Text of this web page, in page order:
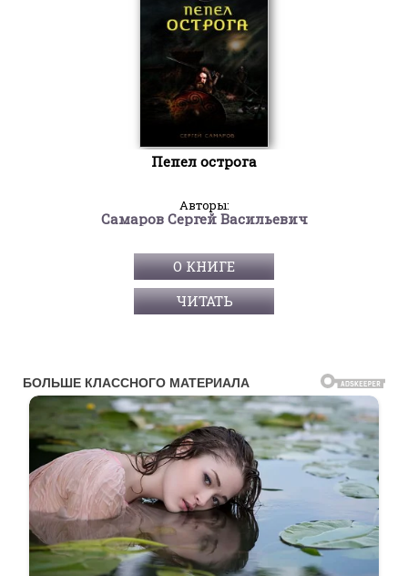
Пепел острога
Авторы:
Самаров Сергей Васильевич
О КНИГЕ
ЧИТАТЬ